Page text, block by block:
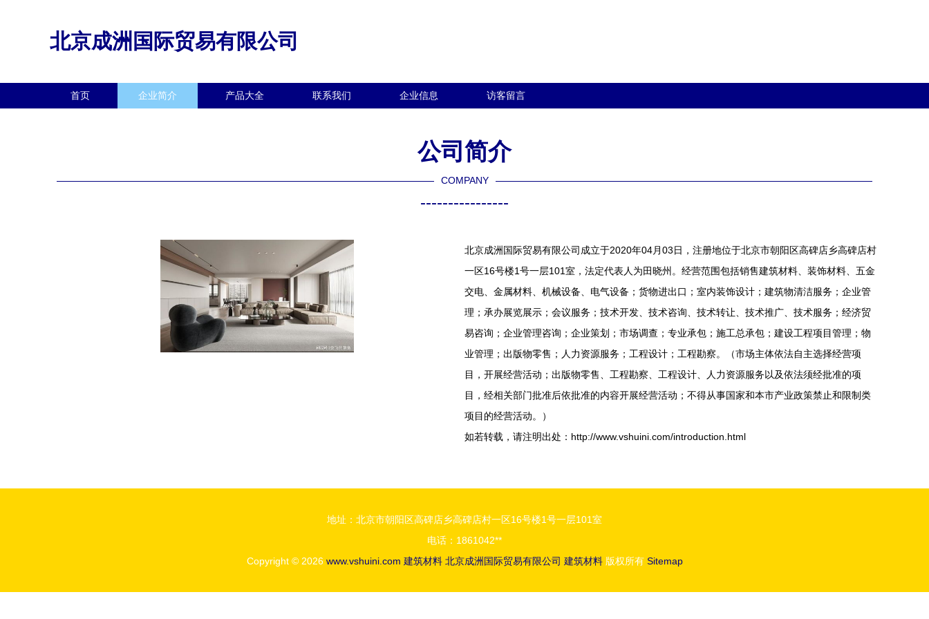
北京成洲国际贸易有限公司
首页 企业简介 产品大全 联系我们 企业信息 访客留言
公司简介
COMPANY
----------------
北京成洲国际贸易有限公司成立于2020年04月03日，注册地位于北京市朝阳区高碑店乡高碑店村
一区16号楼1号一层101室，法定代表人为田晓州。经营范围包括销售建筑材料、装饰材料、五金
交电、金属材料、机械设备、电气设备；货物进出口；室内装饰设计；建筑物清洁服务；企业管
理；承办展览展示；会议服务；技术开发、技术咨询、技术转让、技术推广、技术服务；经济贸
易咨询；企业管理咨询；企业策划；市场调查；专业承包；施工总承包；建设工程项目管理；物
业管理；出版物零售；人力资源服务；工程设计；工程勘察。（市场主体依法自主选择经营项
目，开展经营活动；出版物零售、工程勘察、工程设计、人力资源服务以及依法须经批准的项
目，经相关部门批准后依批准的内容开展经营活动；不得从事国家和本市产业政策禁止和限制类
项目的经营活动。）
如若转载，请注明出处：http://www.vshuini.com/introduction.html
地址：北京市朝阳区高碑店乡高碑店村一区16号楼1号一层101室
电话：1861042**
Copyright © 2026 www.vshuini.com 建筑材料 北京成洲国际贸易有限公司 建筑材料版权所有 Sitemap